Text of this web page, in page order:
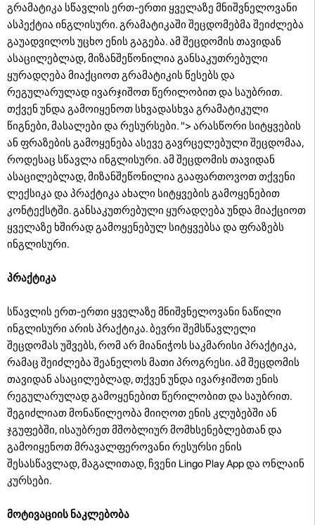
გრამატიკა სწავლის ერთ-ერთი ყველაზე მნიშვნელოვანი
ასპექტია ინგლისური. გრამატიკაში შეცდომებმა შეიძლება
გაუადვილოს უცხო ენის გაგება. ამ შეცდომის თავიდან
ასაცილებლად, მიზანშეწონილია განსაკუთრებული
ყურადღება მიაქციოთ გრამატიკის წესებს და
რეგულარულად ივარჯიშოთ წერილობით და საუბრით.
თქვენ უნდა გამოიყენოთ სხვადასხვა გრამატიკული
წიგნები, მასალები და რესურსები. "> არასწორი სიტყვების
ან ფრაზების გამოყენება ასევე გავრცელებული შეცდომაა,
როდესაც სწავლა ინგლისური. ამ შეცდომის თავიდან
ასაცილებლად, მიზანშეწონილია გააფართოვოთ თქვენი
ლექსიკა და პრაქტიკა ახალი სიტყვების გამოყენებით
კონტექსტში. განსაკუთრებული ყურადღება უნდა მიაქციოთ
ყველაზე ხშირად გამოყენებულ სიტყვებსა და ფრაზებს
ინგლისური.
პრაქტიკა
სწავლის ერთ-ერთი ყველაზე მნიშვნელოვანი ნაწილი
ინგლისური არის პრაქტიკა. ბევრი შემსწავლელი
შეცდომას უშვებს, რომ არ მიანიჭოს საკმარისი პრაქტიკა,
რამაც შეიძლება შეანელოს მათი პროგრესი. ამ შეცდომის
თავიდან ასაცილებლად, თქვენ უნდა ივარჯიშოთ ენის
რეგულარულად გამოყენებით წერილობით და საუბრით.
შეგიძლიათ მონაწილეობა მიიღოთ ენის კლუბებში ან
ჯგუფებში, ისაუბრეთ მშობლიურ მომხსენებლებთან და
გამოიყენოთ მრავალფეროვანი რესურსი ენის
შესასწავლად, მაგალითად, ჩვენი Lingo Play App და ონლაინ
კურსები.
მოტივაციის ნაკლებობა